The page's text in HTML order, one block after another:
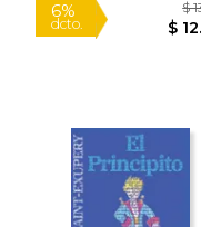
6%
dcto.
edition: Inglés -
Español / English -